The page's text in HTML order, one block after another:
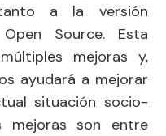
a la versión
Source. Esta
mejoras y,
ayudará a mejorar
situación socio-
mejoras son entre